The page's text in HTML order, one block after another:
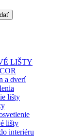
LIŠTY
a dverí
lišty
lišty
interiéru